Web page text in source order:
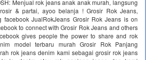
Menjual rok jeans anak anak murah, langsung
& partai, ayoo belanja ! Grosir Rok Jeans,
facebook JualRokJeans Grosir Rok Jeans is on
to connect with Grosir Rok Jeans and others
gives people the power to share and rok
model terbaru murah Grosir Rok Panjang
rok jeans denim kami sebagai grosir rok jeans